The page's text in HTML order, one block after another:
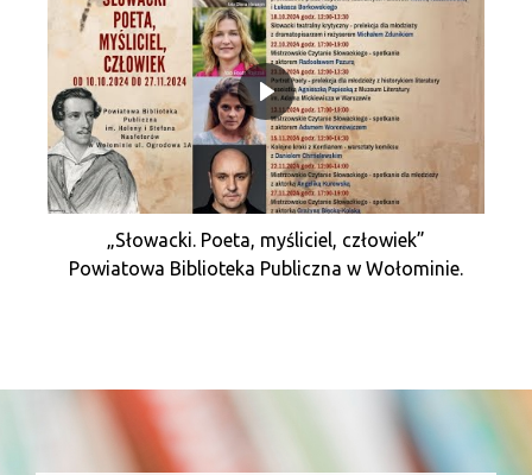
„Słowacki. Poeta, myśliciel, człowiek”
Powiatowa Biblioteka Publiczna w Wołominie.